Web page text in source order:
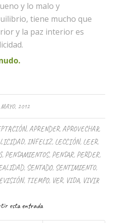
y lo malo y
tiene mucho que
y la paz interior es
2012
,APRENDER,APROVECHAR,
, INFELIZ, LECCIÓN, LEER,
, PENSAMIENTOS, PENSAR, PERDER,
, SENTADO, SENTIMIENTO,
, TIEMPO, VER, VIDA, VIVIR
esta entrada